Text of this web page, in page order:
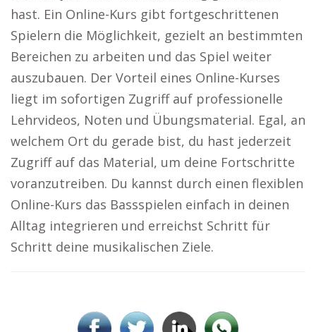
hast. Ein Online-Kurs gibt fortgeschrittenen
Spielern die Möglichkeit, gezielt an bestimmten
Bereichen zu arbeiten und das Spiel weiter
auszubauen. Der Vorteil eines Online-Kurses
liegt im sofortigen Zugriff auf professionelle
Lehrvideos, Noten und Übungsmaterial. Egal, an
welchem Ort du gerade bist, du hast jederzeit
Zugriff auf das Material, um deine Fortschritte
voranzutreiben. Du kannst durch einen flexiblen
Online-Kurs das Bassspielen einfach in deinen
Alltag integrieren und erreichst Schritt für
Schritt deine musikalischen Ziele.